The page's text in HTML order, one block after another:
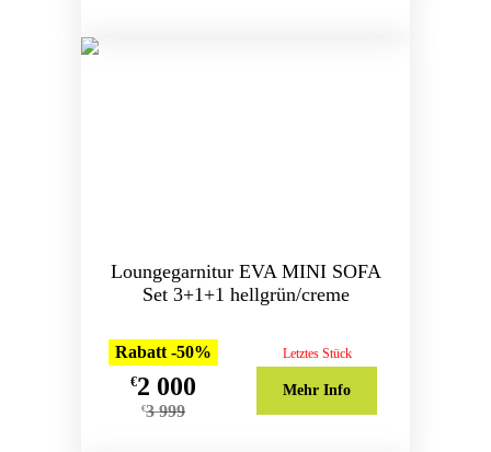
Loungegarnitur EVA MINI SOFA
Set 3+1+1 hellgrün/creme
Rabatt -50%
€2 000
€3 999
Letztes Stück
Mehr Info